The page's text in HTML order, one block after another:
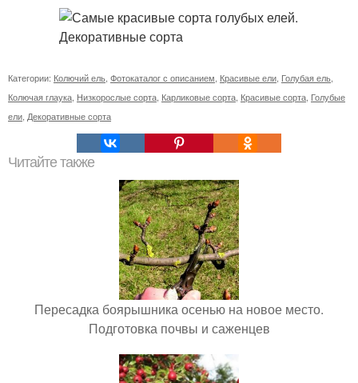
Категории: Колючий ель Фотокаталог с описанием Красивые ели Голубая ель
Колючая глаука Низкорослые сорта Карликовые сорта Красивые сорта Голубые
ели Декоративные сорта
Читайте также
Пересадка боярышника осенью на новое место.
Подготовка почвы и саженцев